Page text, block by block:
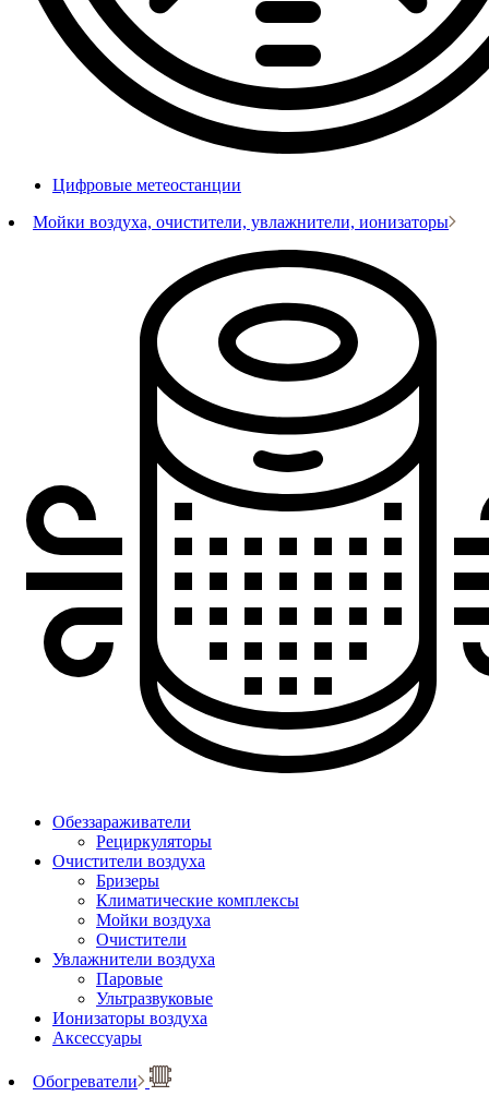
Цифровые метеостанции
Мойки воздуха, очистители, увлажнители, ионизаторы
Обеззараживатели
Рециркуляторы
Очистители воздуха
Бризеры
Климатические комплексы
Мойки воздуха
Очистители
Увлажнители воздуха
Паровые
Ультразвуковые
Ионизаторы воздуха
Аксессуары
Обогреватели